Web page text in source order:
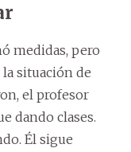
medidas, pero
situación de
el profesor
dando clases.
Él sigue